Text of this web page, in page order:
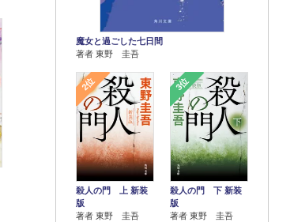
魔女と過ごした七日間
著者 東野 圭吾
2位
殺人の門 上 新装
版
著者 東野 圭吾
3位
殺人の門 下 新装
版
著者 東野 圭吾